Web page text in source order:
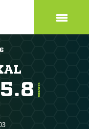
5.8 TORE/SPIEL